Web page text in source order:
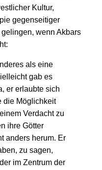
Kultur,
gegenseitiger
wenn Akbars
als eine
gab es
er erlaubte sich
die Möglichkeit
Verdacht zu
ihre Götter
anders herum. Er
zu sagen,
im Zentrum der